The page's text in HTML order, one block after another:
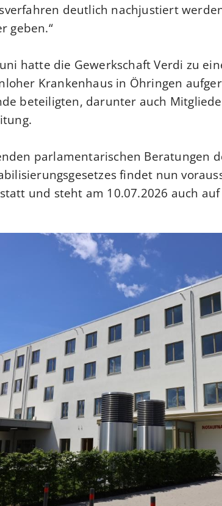
deutlich nachjustiert
geben.“
hatte die Gewerkschaft Verdi zu
Krankenhaus in Öhringen
beteiligten, darunter auch
parlamentarischen Beratungen
findet nun
und steht am 10.07.2026 auch